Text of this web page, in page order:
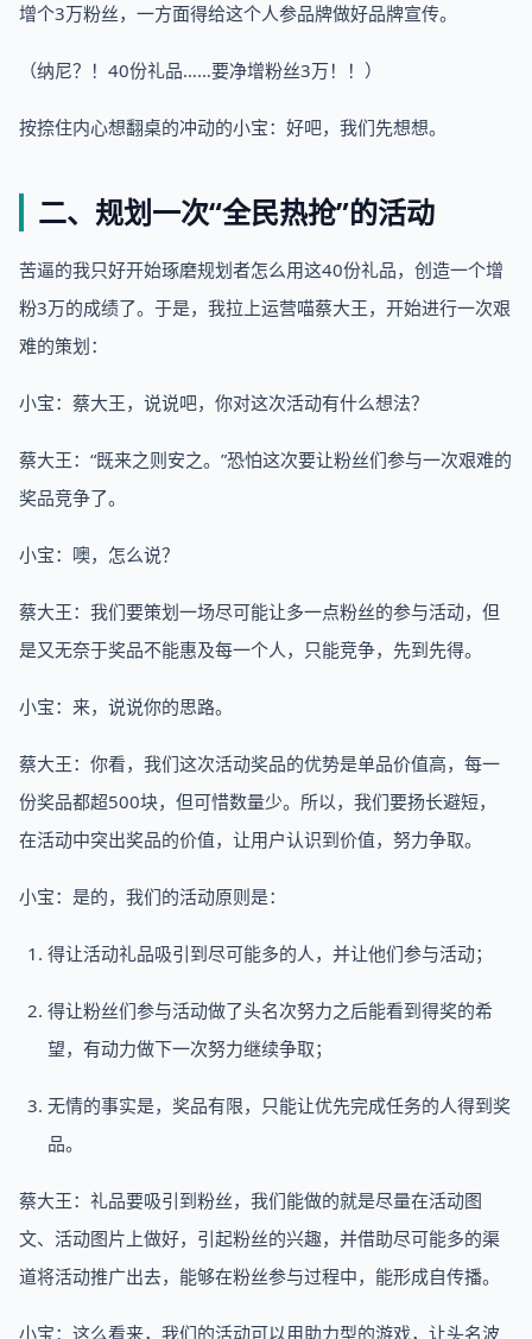
增个3万粉丝，一方面得给这个人参品牌做好品牌宣传。
（纳尼？！40份礼品……要净增粉丝3万！！）
按捺住内心想翻桌的冲动的小宝：好吧，我们先想想。
二、规划一次“全民热抢”的活动
苦逼的我只好开始琢磨规划者怎么用这40份礼品，创造一个增
粉3万的成绩了。于是，我拉上运营喵蔡大王，开始进行一次艰
难的策划：
小宝：蔡大王，说说吧，你对这次活动有什么想法？
蔡大王：“既来之则安之。”恐怕这次要让粉丝们参与一次艰难的
奖品竞争了。
小宝：噢，怎么说？
蔡大王：我们要策划一场尽可能让多一点粉丝的参与活动，但
是又无奈于奖品不能惠及每一个人，只能竞争，先到先得。
小宝：来，说说你的思路。
蔡大王：你看，我们这次活动奖品的优势是单品价值高，每一
份奖品都超500块，但可惜数量少。所以，我们要扬长避短，
在活动中突出奖品的价值，让用户认识到价值，努力争取。
小宝：是的，我们的活动原则是：
得让活动礼品吸引到尽可能多的人，并让他们参与活动；
得让粉丝们参与活动做了头名次努力之后能看到得奖的希
望，有动力做下一次努力继续争取；
无情的事实是，奖品有限，只能让优先完成任务的人得到奖
品。
蔡大王：礼品要吸引到粉丝，我们能做的就是尽量在活动图
文、活动图片上做好，引起粉丝的兴趣，并借助尽可能多的渠
道将活动推广出去，能够在粉丝参与过程中，能形成自传播。
小宝：这么看来，我们的活动可以用助力型的游戏，让头名波